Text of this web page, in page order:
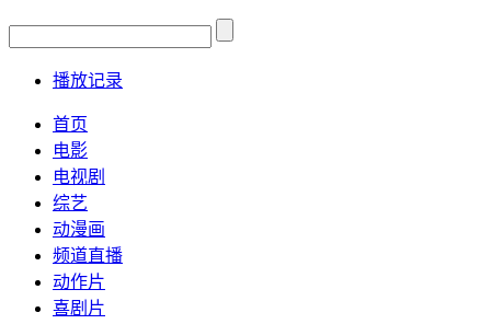
播放记录
首页
电影
电视剧
综艺
动漫画
频道直播
动作片
喜剧片